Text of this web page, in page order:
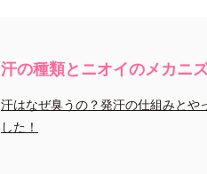
汗の種類とニオイのメカニ
汗はなぜ臭うの？発汗の仕組みとや
した！